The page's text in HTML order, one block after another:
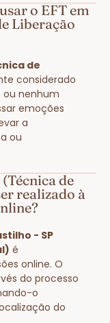
o EFT em
Liberação
de
considerado
ou nenhum
emoções
a
ou
de
realizado à
- SP
é
online. O
do processo
o
do